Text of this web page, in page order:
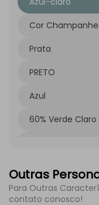
Cor Champanhe
Prata
PRETO
Azul
60% Verde Claro
60% Vermelho
Outras
Para Outras
contato conosco!